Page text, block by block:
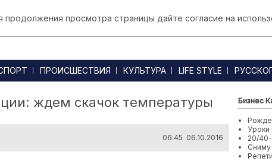
ПРОИСШЕСТВИЯ КУЛЬТУРА LIFE STYLE
ждем скачок температуры
06:45 06.10.2016
Бизнес
Уроки
20/40-
Сниму
просмотра страницы дайте согласие на